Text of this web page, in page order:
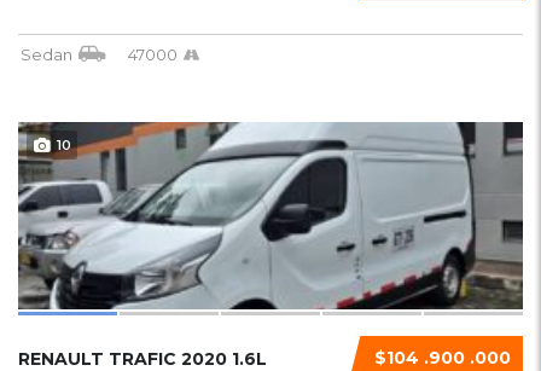
Sedan 47000
10
$104 .900 .000
RENAULT TRAFIC 2020 1.6L